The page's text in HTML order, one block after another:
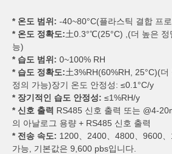
* 온도 범위: -40~80°C(플라스틱 결합 프
* 온도 정확도:土0.3°℃(25°C) ,(더 높은
능)
* 습도 범위: 0~100% RH
* 습도 정확도:土3%RH(60%RH, 25°C)(
정의 가능)장기 온도 안정성: ≤0.1°C/y
* 장기적인 습도 안정성: ≤1%RH/y
* 신호 출력 RS485 신호 출력 또는 @4-
의 아날로그 용량 + RS485 신호 출력
* 전송 속도: 1200、2400、4800、9600
가능, 기본값은 9,600 pbs입니다.